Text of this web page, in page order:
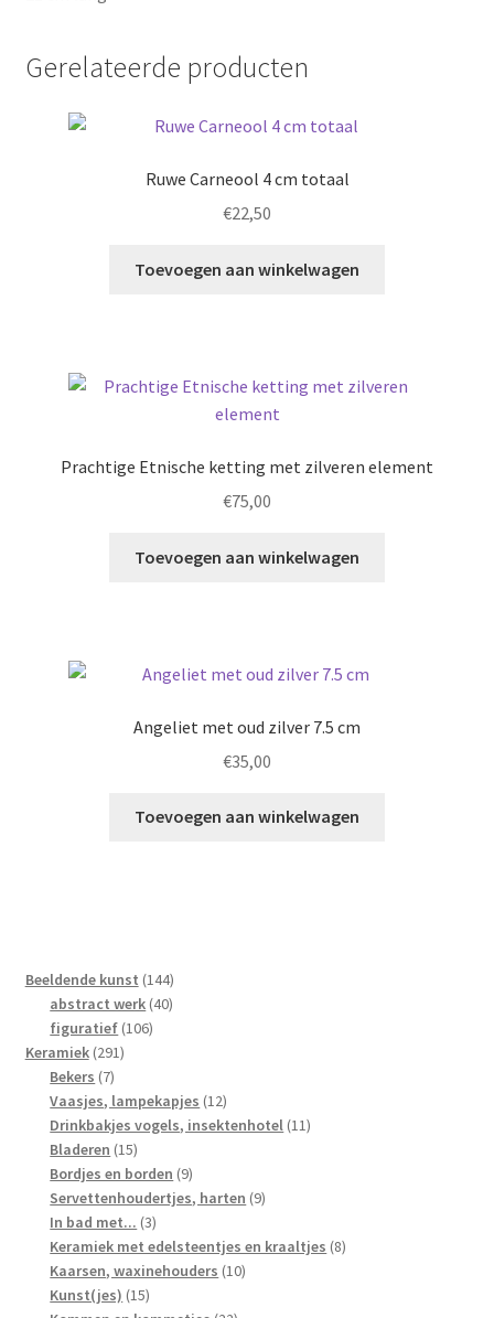
Gerelateerde producten
Ruwe Carneool 4 cm totaal
€22,50
Toevoegen aan winkelwagen
Prachtige Etnische ketting met zilveren element
€75,00
Toevoegen aan winkelwagen
Angeliet met oud zilver 7.5 cm
€35,00
Toevoegen aan winkelwagen
Beeldende kunst 144144
producten
abstract werk 4040
figuratief 106106
Keramiek 291291
Bekers 77
producten
Vaasjes, lampekapjes 1212
producten
Drinkbakjes vogels, insektenhotel 1111
Bladeren 1515
producten
Bordjes en borden 99
producten
Servettenhoudertjes, harten 99
In bad met... 33
producten
Keramiek met edelsteentjes en kraaltjes 88
Kaarsen, waxinehouders 1010
Kunst(jes) 1515